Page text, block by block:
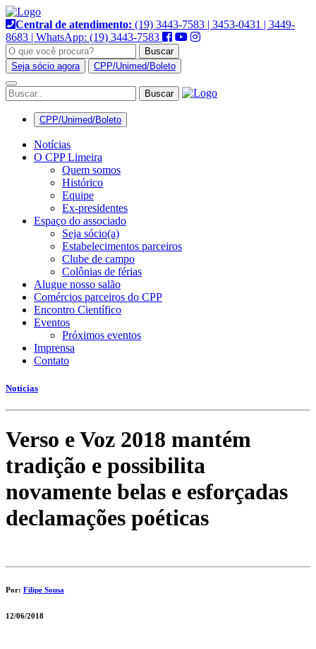
Pular
para
o
conteúdo
Central de atendimento: (19) 3443-7583 | 3453-0431 | 3449-
8683 | WhatsApp: (19) 3443-7583
Buscar
Seja sócio agora
CPP/Unimed/Boleto
Alternar
navegação
CPP/Unimed/Boleto
Notícias
O CPP Limeira
Quem somos
Histórico
Equipe
Ex-presidentes
Espaço do associado
Seja sócio(a)
Estabelecimentos parceiros
Clube de campo
Colônias de férias
Alugue nosso salão
Comércios parceiros do CPP
Encontro Científico
Eventos
Próximos eventos
Imprensa
Contato
Notícias
Verso e Voz 2018 mantém
tradição e possibilita
novamente belas e esforçadas
declamações poéticas
Por: Filipe Sousa
12/06/2018